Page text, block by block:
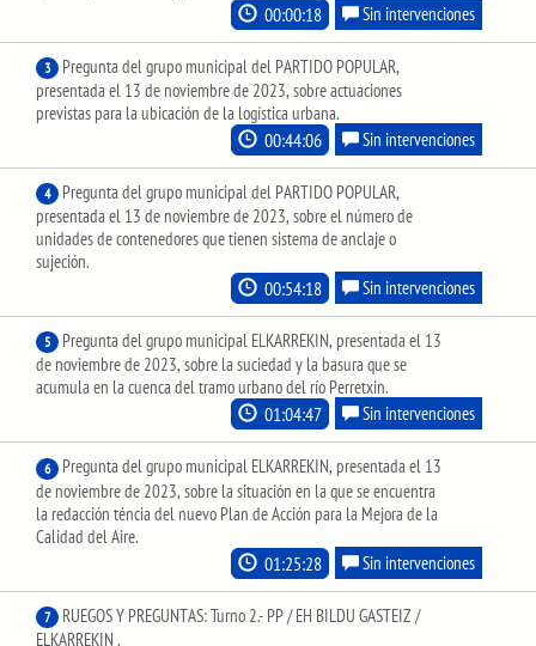
00:00:18 Sin intervenciones
3
Pregunta del grupo municipal del PARTIDO POPULAR,
presentada el 13 de noviembre de 2023, sobre actuaciones
previstas para la ubicación de la logística urbana.
00:44:06 Sin intervenciones
4
Pregunta del grupo municipal del PARTIDO POPULAR,
presentada el 13 de noviembre de 2023, sobre el número de
unidades de contenedores que tienen sistema de anclaje o
sujeción.
00:54:18 Sin intervenciones
5
Pregunta del grupo municipal ELKARREKIN, presentada el 13
de noviembre de 2023, sobre la suciedad y la basura que se
acumula en la cuenca del tramo urbano del río Perretxin.
01:04:47 Sin intervenciones
6
Pregunta del grupo municipal ELKARREKIN, presentada el 13
de noviembre de 2023, sobre la situación en la que se encuentra
la redacción téncia del nuevo Plan de Acción para la Mejora de la
Calidad del Aire.
01:25:28 Sin intervenciones
7
RUEGOS Y PREGUNTAS: Turno 2.- PP / EH BILDU GASTEIZ /
ELKARREKIN .